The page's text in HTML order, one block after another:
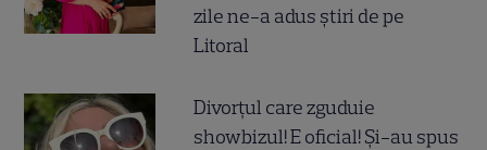
zile ne-a adus știri de pe
Litoral
Divorțul care zguduie
showbizul! E oficial! Și-au spus